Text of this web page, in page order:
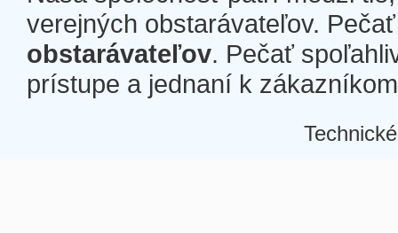
verejných obstarávateľov.
obstarávateľov. Pečať
prístupe a jednaní k